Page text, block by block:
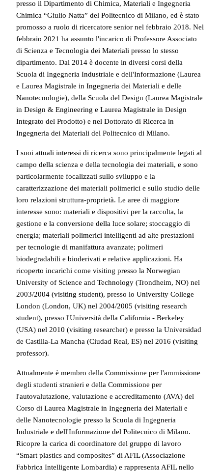
presso il Dipartimento di Chimica, Materiali e Ingegneria
Chimica “Giulio Natta” del Politecnico di Milano, ed è stato
promosso a ruolo di ricercatore senior nel febbraio 2018. Nel
febbraio 2021 ha assunto l'incarico di Professore Associato
di Scienza e Tecnologia dei Materiali presso lo stesso
dipartimento. Dal 2014 è docente in diversi corsi della
Scuola di Ingegneria Industriale e dell'Informazione (Laurea
e Laurea Magistrale in Ingegneria dei Materiali e delle
Nanotecnologie), della Scuola del Design (Laurea Magistrale
in Design & Engineering e Laurea Magistrale in Design
Integrato del Prodotto) e nel Dottorato di Ricerca in
Ingegneria dei Materiali del Politecnico di Milano.
I suoi attuali interessi di ricerca sono principalmente legati al
campo della scienza e della tecnologia dei materiali, e sono
particolarmente focalizzati sullo sviluppo e la
caratterizzazione dei materiali polimerici e sullo studio delle
loro relazioni struttura-proprietà. Le aree di maggiore
interesse sono: materiali e dispositivi per la raccolta, la
gestione e la conversione della luce solare; stoccaggio di
energia; materiali polimerici intelligenti ad alte prestazioni
per tecnologie di manifattura avanzate; polimeri
biodegradabili e bioderivati e relative applicazioni. Ha
ricoperto incarichi come visiting presso la Norwegian
University of Science and Technology (Trondheim, NO) nel
2003/2004 (visiting student), presso lo University College
London (London, UK) nel 2004/2005 (visiting research
student), presso l'Università della California - Berkeley
(USA) nel 2010 (visiting researcher) e presso la Universidad
de Castilla-La Mancha (Ciudad Real, ES) nel 2016 (visiting
professor).
Attualmente è membro della Commissione per l'ammissione
degli studenti stranieri e della Commissione per
l'autovalutazione, valutazione e accreditamento (AVA) del
Corso di Laurea Magistrale in Ingegneria dei Materiali e
delle Nanotecnologie presso la Scuola di Ingegneria
Industriale e dell'Informazione del Politecnico di Milano.
Ricopre la carica di coordinatore del gruppo di lavoro
“Smart plastics and composites” di AFIL (Associazione
Fabbrica Intelligente Lombardia) e rappresenta AFIL nello